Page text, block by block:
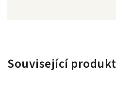
Související